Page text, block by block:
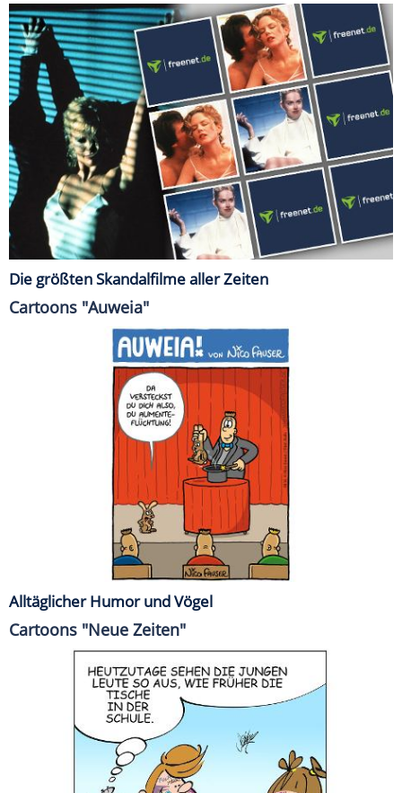
Die größten Skandalfilme aller Zeiten
Cartoons "Auweia"
Alltäglicher Humor und Vögel
Cartoons "Neue Zeiten"